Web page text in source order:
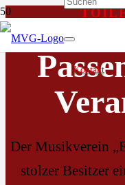
Kontakt
Der Musikverein
stolzer Besitzer